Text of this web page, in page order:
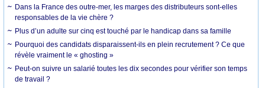
Dans la France des outre-mer, les marges des distributeurs sont-elles
responsables de la vie chère ?
Plus d’un adulte sur cinq est touché par le handicap dans sa famille
Pourquoi des candidats disparaissent-ils en plein recrutement ? Ce que
révèle vraiment le « ghosting »
Peut-on suivre un salarié toutes les dix secondes pour vérifier son temps
de travail ?